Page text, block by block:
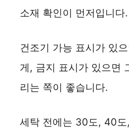
소재 확인이 먼저입니다.
건조기 가능 표시가 있
게, 금지 표시가 있으면
리는 쪽이 좋습니다.
세탁 전에는 30도, 40